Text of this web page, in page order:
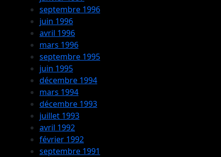
septembre 1996
juin 1996
avril 1996
mars 1996
septembre 1995
juin 1995
décembre 1994
mars 1994
décembre 1993
juillet 1993
avril 1992
février 1992
septembre 1991